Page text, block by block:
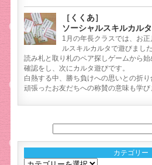
［くくあ］
ソーシャルスキルカルタ
1月の年長クラスでは、お
ルスキルカルタで遊びました
読み札と取り札のペア探しゲームから
確認をし、次にカルタ遊びです。
白熱する中、勝ち負けへの思いとの折り
頑張ったお友だちへの称賛の意味も学び
カテゴリー
カ